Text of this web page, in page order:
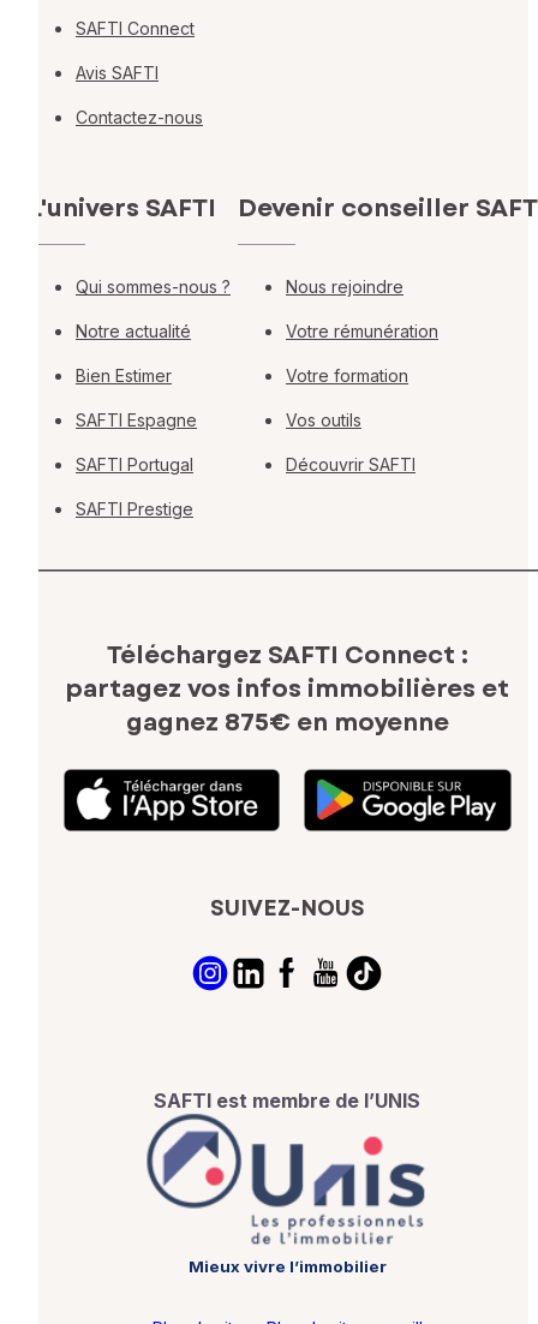
SAFTI Connect
Avis SAFTI
Contactez-nous
L'univers SAFTI
Qui sommes-nous ?
Notre actualité
Bien Estimer
SAFTI Espagne
SAFTI Portugal
SAFTI Prestige
Devenir conseiller
Nous rejoindre
Votre rémunération
Votre formation
Vos outils
Découvrir SAFTI
Téléchargez SAFTI Connect :
partagez vos infos immobilières et
gagnez 875€ en moyenne
SUIVEZ-NOUS
SAFTI est membre de l’UNIS
Mieux vivre l’immobilier